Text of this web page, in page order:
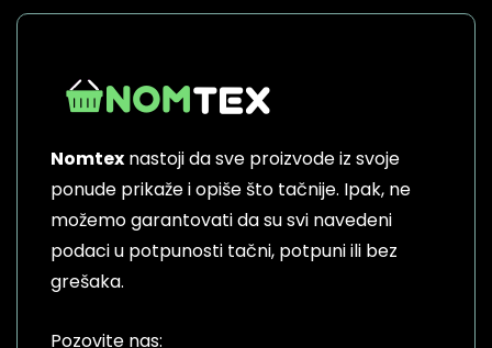
Nomtex nastoji da sve proizvode iz svoje
ponude prikaže i opiše što tačnije. Ipak, ne
možemo garantovati da su svi navedeni
podaci u potpunosti tačni, potpuni ili bez
grešaka.
Pozovite nas: